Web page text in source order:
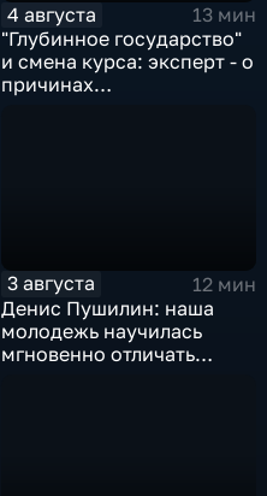
4 августа
13 мин
"Глубинное государство"
и смена курса: эксперт - о
причинах
3 августа
12 мин
Денис Пушилин: наша
молодежь научилась
мгновенно отличать